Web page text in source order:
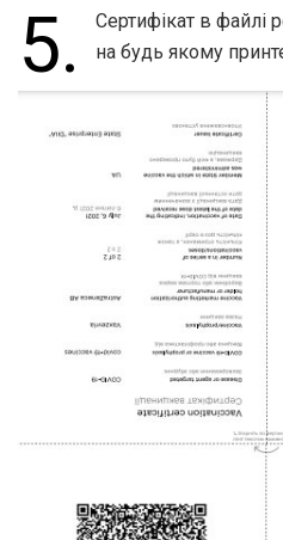
5.
Сертифікат в файлі
на будь якому